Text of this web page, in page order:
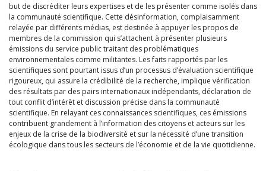
but de discréditer leurs expertises et de les présenter comme isolés dans
la communauté scientifique. Cette désinformation, complaisamment
relayée par différents médias, est destinée à appuyer les propos de
membres de la commission qui s’attachent à présenter plusieurs
émissions du service public traitant des problématiques
environnementales comme militantes. Les faits rapportés par les
scientifiques sont pourtant issus d’un processus d’évaluation scientifique
rigoureux, qui assure la crédibilité de la recherche, implique vérification
des résultats par des pairs internationaux indépendants, déclaration de
tout conflit d’intérêt et discussion précise dans la communauté
scientifique. En relayant ces connaissances scientifiques, ces émissions
contribuent grandement à l’information des citoyens et acteurs sur les
enjeux de la crise de la biodiversité et sur la nécessité d’une transition
écologique dans tous les secteurs de l’économie et de la vie quotidienne.